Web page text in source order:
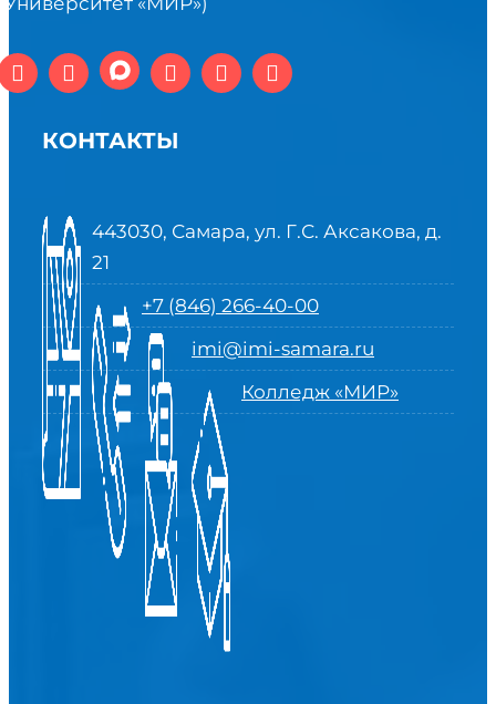
КОНТАКТЫ
443030, Самара, ул. Г.С. Аксакова, д.
21
+7 (846) 266-40-00
imi@imi-samara.ru
Колледж «МИР»